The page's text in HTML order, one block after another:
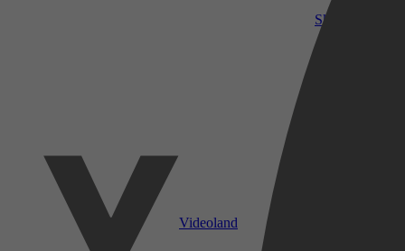
SkyShowtime
Videoland